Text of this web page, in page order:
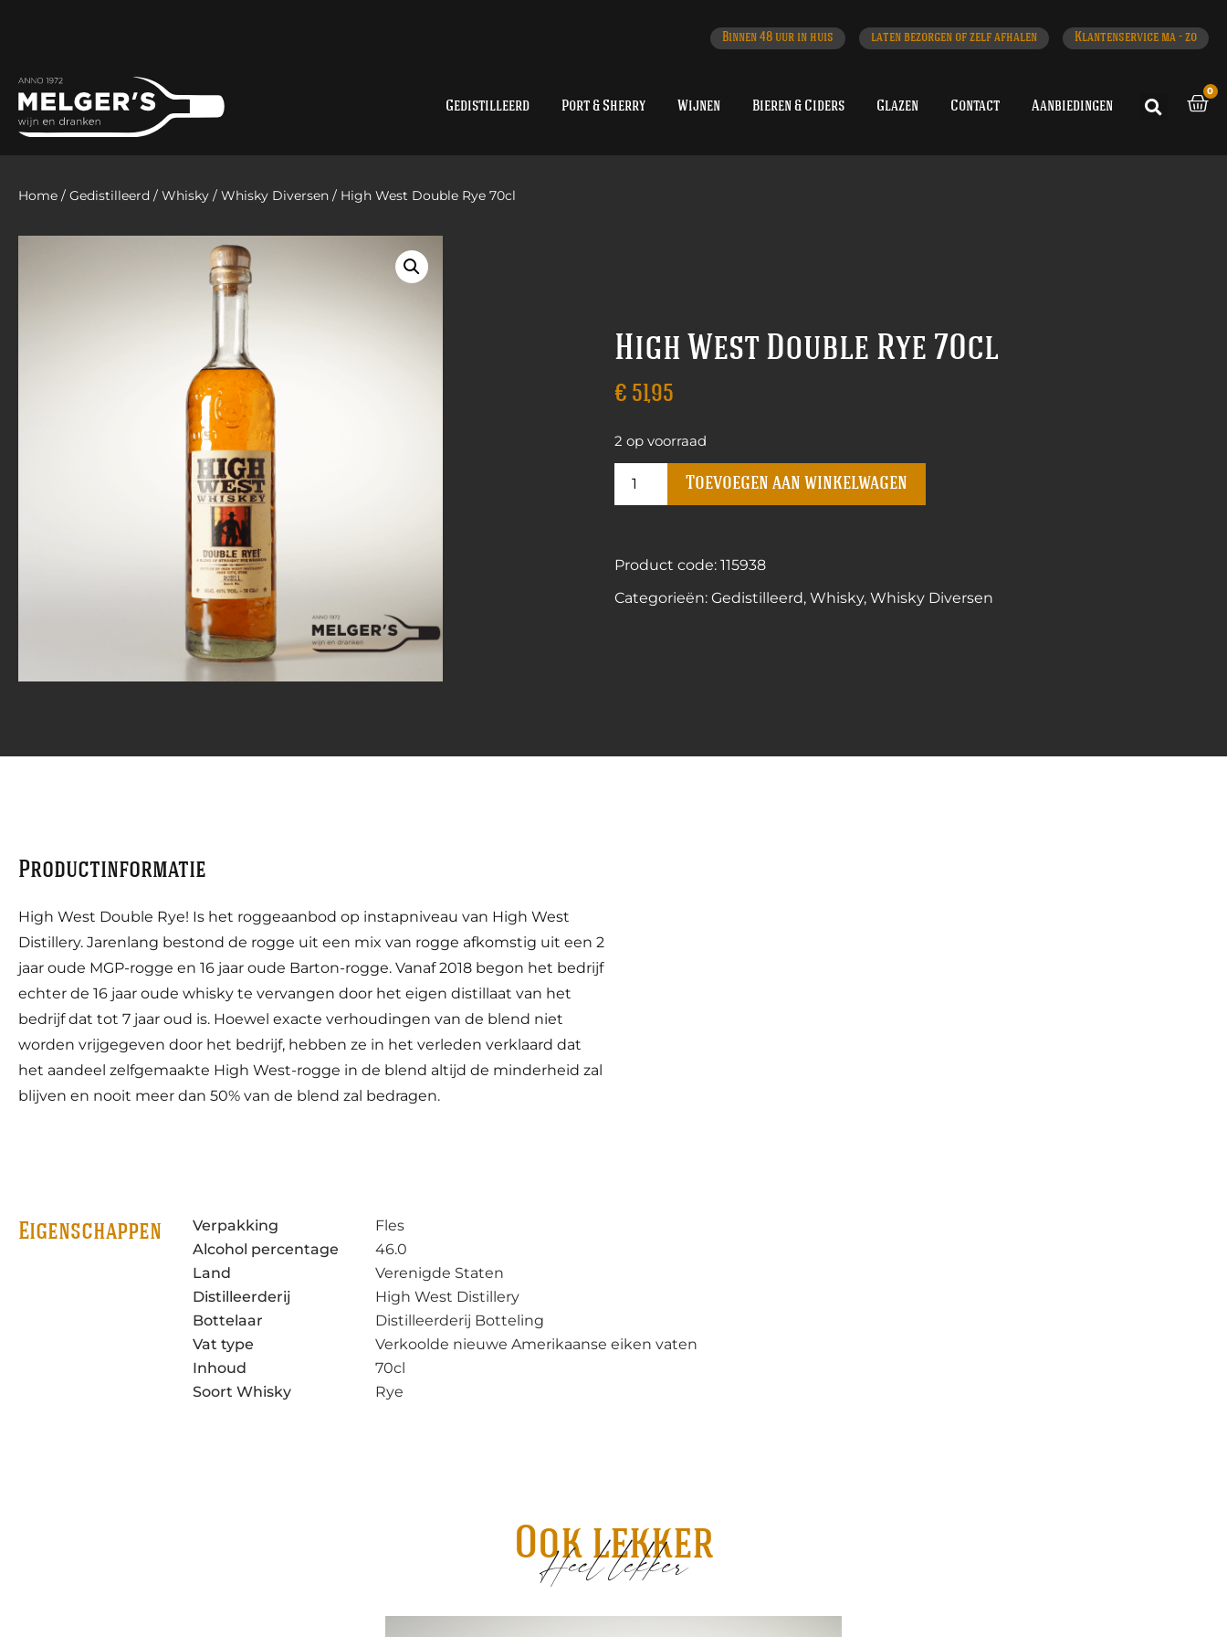
Binnen 48 uur in huis laten bezorgen of zelf afhalen Klantenservice ma - zo
Gedistilleerd Port & Sherry Wijnen Bieren & Ciders Glazen Contact Aanbiedingen
0
Home / Gedistilleerd / Whisky / Whisky Diversen / High West Double Rye 70cl
High West Double Rye 70cl
€ 51,95
2 op voorraad
Toevoegen aan winkelwagen
Product code: 115938
Categorieën:Gedistilleerd,Whisky,Whisky Diversen
Productinformatie
High West Double Rye! Is het roggeaanbod op instapniveau van High West
Distillery. Jarenlang bestond de rogge uit een mix van rogge afkomstig uit een 2
jaar oude MGP-rogge en 16 jaar oude Barton-rogge. Vanaf 2018 begon het bedrijf
echter de 16 jaar oude whisky te vervangen door het eigen distillaat van het
bedrijf dat tot 7 jaar oud is. Hoewel exacte verhoudingen van de blend niet
worden vrijgegeven door het bedrijf, hebben ze in het verleden verklaard dat
het aandeel zelfgemaakte High West-rogge in de blend altijd de minderheid zal
blijven en nooit meer dan 50% van de blend zal bedragen.
Eigenschappen Verpakking
Fles
Alcohol percentage
46.0
Land
Verenigde Staten
Distilleerderij
High West Distillery
Bottelaar
Distilleerderij Botteling
Vat type
Verkoolde nieuwe Amerikaanse eiken vaten
Inhoud
70cl
Soort Whisky
Rye
Ook lekker
Heel lekker